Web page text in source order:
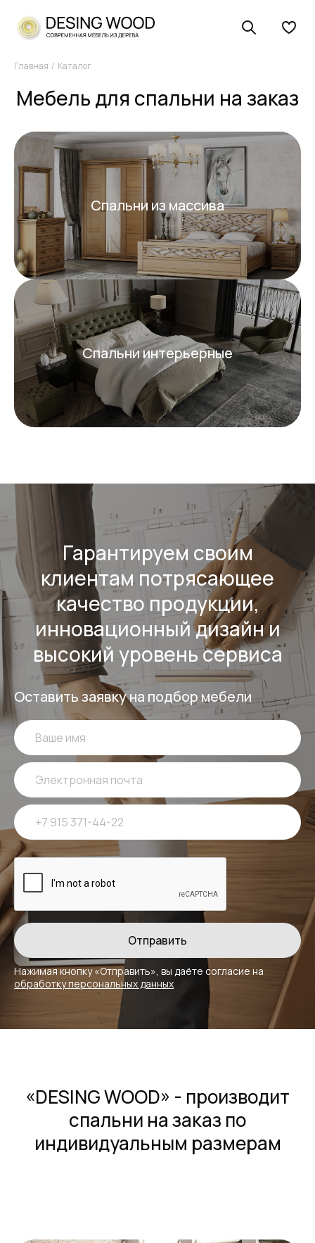
Главная Каталог
Мебель для спальни на заказ
Спальни из массива
Спальни интерьерные
Гарантируем своим
клиентам потрясающее
качество продукции,
инновационный дизайн и
высокий уровень сервиса
Оставить заявку на подбор мебели
Нажимая кнопку «Отправить», вы даёте согласие на
обработку персональных данных
«DESING WOOD» - производит
спальни на заказ по
индивидуальным размерам